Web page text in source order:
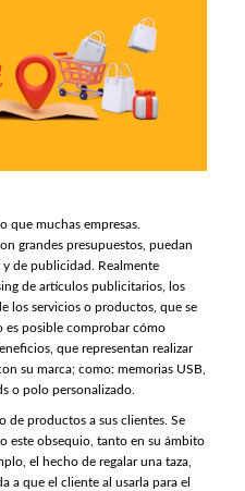
que muchas empresas.
grandes presupuestos, puedan
de publicidad. Realmente
de artículos publicitarios, los
los servicios o productos, que se
es posible comprobar cómo
que representan realizar
su marca; como: memorias USB,
o polo personalizado.
de productos a sus clientes. Se
este obsequio, tanto en su ámbito
el hecho de regalar una taza,
a que el cliente al usarla para el